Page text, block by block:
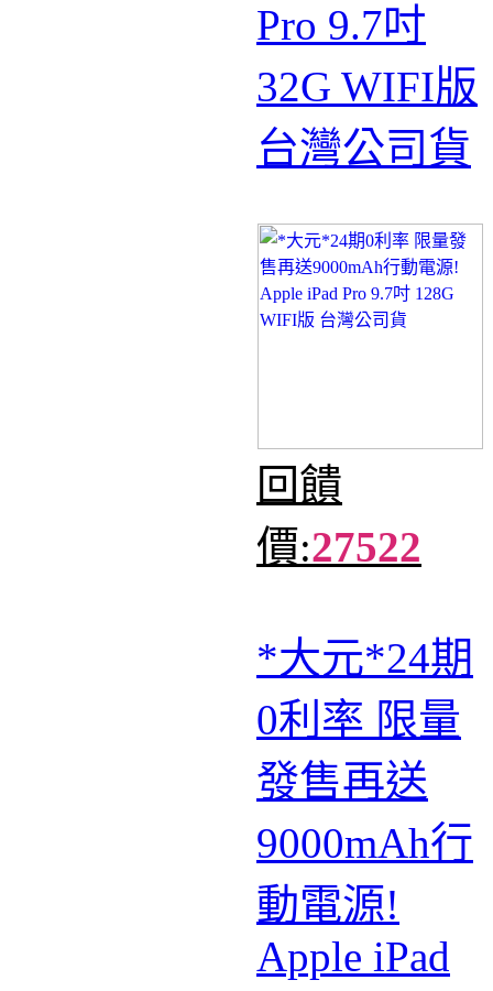
Pro 9.7吋
32G WIFI版
台灣公司貨
回饋
價:27522
*大元*24期
0利率 限量
發售再送
9000mAh行
動電源!
Apple iPad